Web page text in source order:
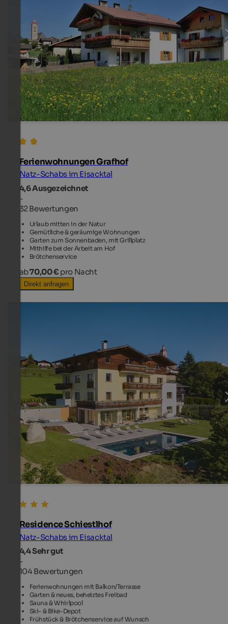
Ferienwohnungen Grafhof
Natz-Schabs im Eisacktal
4,6Ausgezeichnet
-
32 Bewertungen
Urlaub mitten in der Natur
Gemütliche & geräumige Wohnungen
Garten zum Sonnenbaden, mit Grillplatz
Mithilfe bei der Arbeit am Hof
Brötchenservice
ab70,00 € pro Nacht
Direkt anfragen
Residence Schiestlhof
Natz-Schabs im Eisacktal
4,4Sehr gut
-
104 Bewertungen
Ferienwohnungen mit Balkon/Terrasse
Garten & neues, beheiztes Freibad
Sauna & Whirlpool
Ski- & Bike-Depot
Frühstück & Brötchenservice auf Wunsch